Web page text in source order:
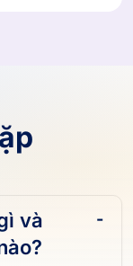
và